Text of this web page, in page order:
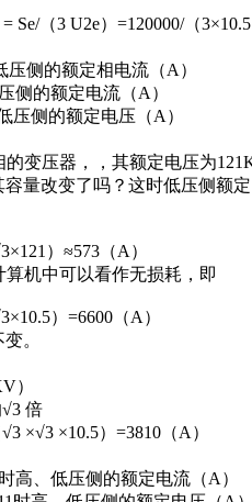
Se/（3 U2e）=120000/（
侧的额定相电流（A）
侧的额定电流（A）
压侧的额定电压（A）
变压器，，其额定电压为
量改变了吗？这时低压侧额
）≈573（A）
机中可以看作无损耗，即
）=6600（A）
。
）
倍
×√3 ×10.5）=3810（A）
高、低压侧的额定电流（A）